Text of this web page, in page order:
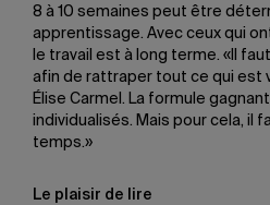
8 à 10 semaines peut être
apprentissage. Avec ceux qui
le travail est à long terme. «Il
afin de rattraper tout ce qui est
Élise Carmel. La formule
individualisés. Mais pour cela, il
temps.»
Le plaisir de lire